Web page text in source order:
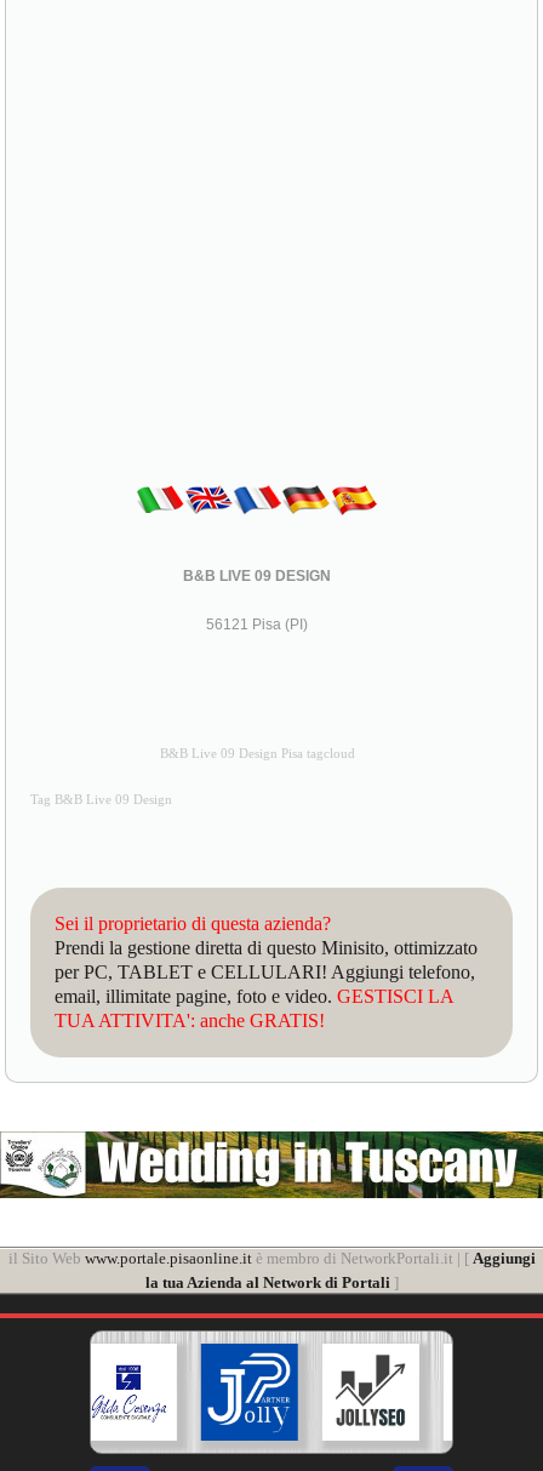
B&B LIVE 09 DESIGN
56121 Pisa (PI)
B&B Live 09 Design Pisa tagcloud
Tag B&B Live 09 Design
Sei il proprietario di questa azienda?
Prendi la gestione diretta di questo Minisito, ottimizzato
per PC, TABLET e CELLULARI! Aggiungi telefono,
email, illimitate pagine, foto e video.GESTISCI LA
TUA ATTIVITA': anche GRATIS!
il Sito Web www.portale.pisaonline.itè membro di NetworkPortali.it | [ Aggiungi
la tua Azienda al Network di Portali]